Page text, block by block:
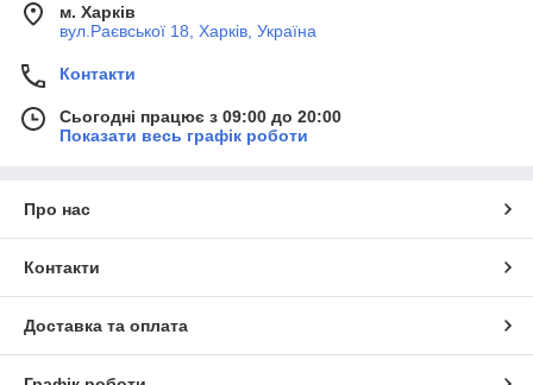
м. Харків
вул.Раєвської 18, Харків, Україна
Контакти
Сьогодні працює з 09:00 до 20:00
Показати весь графік роботи
Про нас
Контакти
Доставка та оплата